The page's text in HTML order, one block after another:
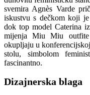
svemira Agnès Varde
iskustvu s dečkom koji
dok top model Caterina
mijenja Miu Miu
okupljaju u
stolu, simbolom
fascinantno.
Dizajnerska blaga